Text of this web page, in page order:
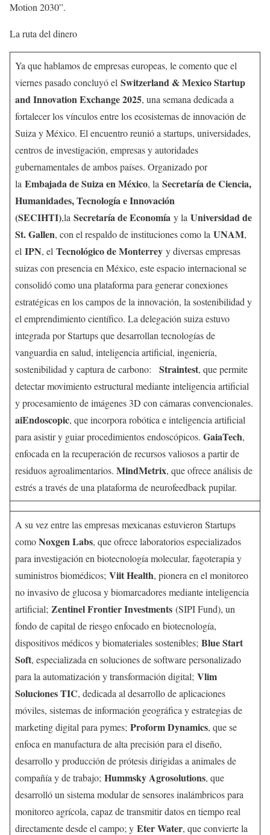
Motion 2030”.
La ruta del dinero
Ya que hablamos de empresas europeas, le comento que el
viernes pasado concluyó el Switzerland & Mexico Startup
and Innovation Exchange 2025, una semana dedicada a
fortalecer los vínculos entre los ecosistemas de innovación de
Suiza y México. El encuentro reunió a startups, universidades,
centros de investigación, empresas y autoridades
gubernamentales de ambos países. Organizado por
la Embajada de Suiza en México, la Secretaría de Ciencia,
Humanidades, Tecnología e Innovación
(SECIHTI),la Secretaría de Economía y la Universidad de
St. Gallen, con el respaldo de instituciones como la UNAM,
el IPN, el Tecnológico de Monterrey y diversas empresas
suizas con presencia en México, este espacio internacional se
consolidó como una plataforma para generar conexiones
estratégicas en los campos de la innovación, la sostenibilidad y
el emprendimiento científico. La delegación suiza estuvo
integrada por Startups que desarrollan tecnologías de
vanguardia en salud, inteligencia artificial, ingeniería,
sostenibilidad y captura de carbono: Straintest, que permite
detectar movimiento estructural mediante inteligencia artificial
y procesamiento de imágenes 3D con cámaras convencionales.
aiEndoscopic, que incorpora robótica e inteligencia artificial
para asistir y guiar procedimientos endoscópicos. GaiaTech,
enfocada en la recuperación de recursos valiosos a partir de
residuos agroalimentarios. MindMetrix, que ofrece análisis de
estrés a través de una plataforma de neurofeedback pupilar.
A su vez entre las empresas mexicanas estuvieron Startups
comoNoxgen Labs, que ofrece laboratorios especializados
para investigación en biotecnología molecular, fagoterapia y
suministros biomédicos; Viit Health, pionera en el monitoreo
no invasivo de glucosa y biomarcadores mediante inteligencia
artificial; Zentinel Frontier Investments (SIPI Fund), un
fondo de capital de riesgo enfocado en biotecnología,
dispositivos médicos y biomateriales sostenibles; Blue Start
Soft, especializada en soluciones de software personalizado
para la automatización y transformación digital; Vlim
Soluciones TIC, dedicada al desarrollo de aplicaciones
móviles, sistemas de información geográfica y estrategias de
marketing digital para pymes; Proform Dynamics, que se
enfoca en manufactura de alta precisión para el diseño,
desarrollo y producción de prótesis dirigidas a animales de
compañía y de trabajo; Hummsky Agrosolutions, que
desarrolló un sistema modular de sensores inalámbricos para
monitoreo agrícola, capaz de transmitir datos en tiempo real
directamente desde el campo; y Eter Water, que convierte la